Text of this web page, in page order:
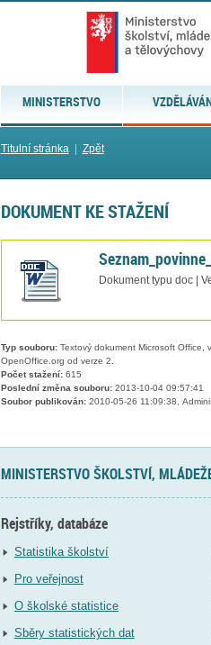
MINISTERSTVO
Titulní stránka| Zpět
DOKUMENT KE STAŽENÍ
Dokument typu doc |
Typ souboru:Textový dokument Microsoft Office,
OpenOffice.org od verze 2.
Počet stažení:615
Poslední změna souboru:2013-10-04 09:57:41
Soubor publikován:2010-05-26 11:09:38,
MINISTERSTVO ŠKOLSTVÍ,
Rejstříky, databáze
Statistika školství
Pro veřejnost
O školské statistice
Sběry statistických dat